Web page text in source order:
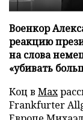
Военкор
реакцию
на слова
«убивать
Коц в Мах
Frankfurter